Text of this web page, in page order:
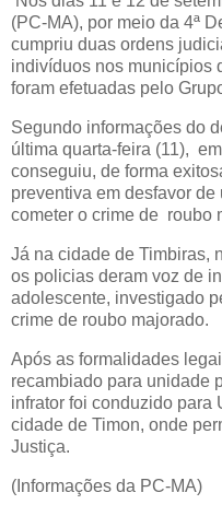
(PC-MA), por meio da 4ª
cumpriu duas ordens
indivíduos nos municípios
foram efetuadas pelo
Segundo informações do
última quarta-feira (11),
conseguiu, de forma
preventiva em desfavor
cometer o crime de roubo
Já na cidade de Timbiras,
os policias deram voz de
adolescente, investigado
crime de roubo majorado.
Após as formalidades
recambiado para unidade
infrator foi conduzido para
cidade de Timon, onde
Justiça.
(Informações da PC-MA)